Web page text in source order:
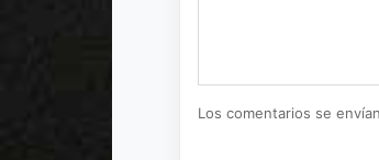
Los comentarios se